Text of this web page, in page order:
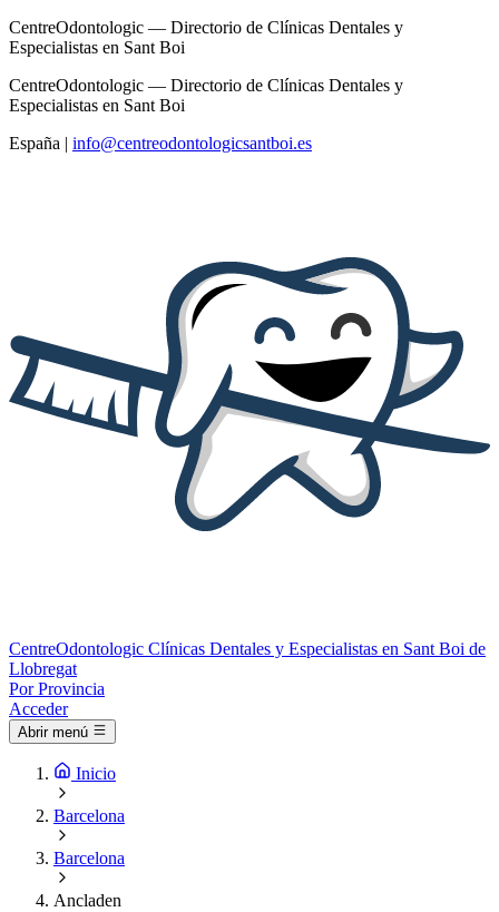
CentreOdontologic — Directorio de Clínicas Dentales y
Especialistas en Sant Boi
CentreOdontologic — Directorio de Clínicas Dentales y
Especialistas en Sant Boi
España | info@centreodontologicsantboi.es
CentreOdontologic Clínicas Dentales y Especialistas en Sant Boi de
Llobregat
Por Provincia
Acceder
Abrir menú
Inicio
Barcelona
Barcelona
Ancladen